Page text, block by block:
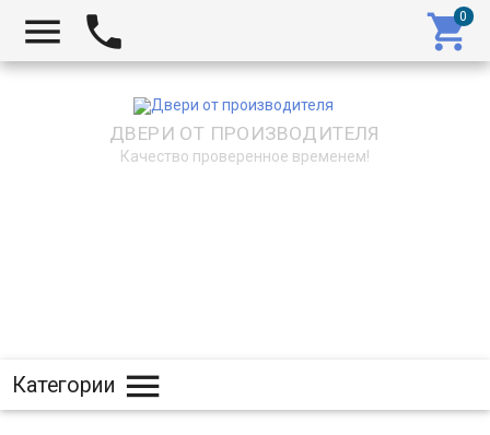
  
ДВЕРИ ОТ ПРОИЗВОДИТЕЛЯ
Качество проверенное временем!
Категории 